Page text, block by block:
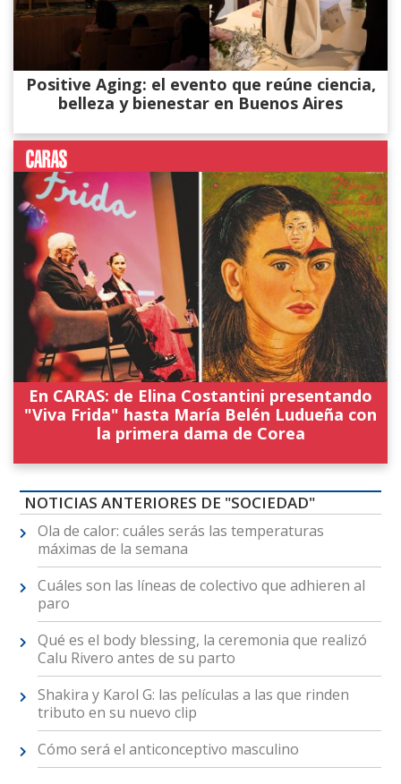
Positive Aging: el evento que reúne ciencia,
belleza y bienestar en Buenos Aires
En CARAS: de Elina Costantini presentando
"Viva Frida" hasta María Belén Ludueña con
la primera dama de Corea
NOTICIAS ANTERIORES DE "SOCIEDAD"
Ola de calor: cuáles serás las temperaturas
máximas de la semana
Cuáles son las líneas de colectivo que adhieren al
paro
Qué es el body blessing, la ceremonia que realizó
Calu Rivero antes de su parto
Shakira y Karol G: las películas a las que rinden
tributo en su nuevo clip
Cómo será el anticonceptivo masculino